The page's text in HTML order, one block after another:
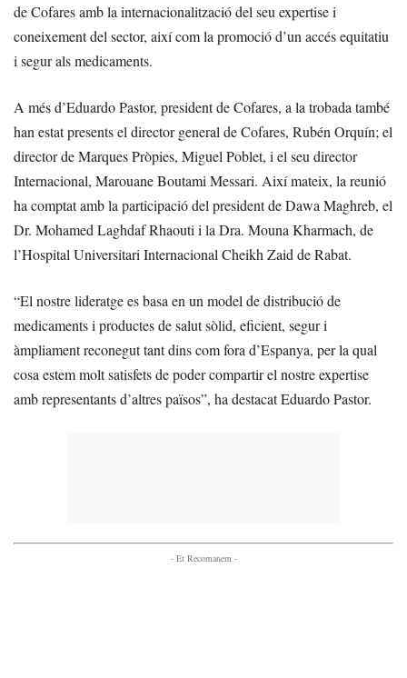
de Cofares amb la internacionalització del seu expertise i
coneixement del sector, així com la promoció d’un accés equitatiu
i segur als medicaments.
A més d’Eduardo Pastor, president de Cofares, a la trobada també
han estat presents el director general de Cofares, Rubén Orquín; el
director de Marques Pròpies, Miguel Poblet, i el seu director
Internacional, Marouane Boutami Messari. Així mateix, la reunió
ha comptat amb la participació del president de Dawa Maghreb, el
Dr. Mohamed Laghdaf Rhaouti i la Dra. Mouna Kharmach, de
l’Hospital Universitari Internacional Cheikh Zaid de Rabat.
“El nostre lideratge es basa en un model de distribució de
medicaments i productes de salut sòlid, eficient, segur i
àmpliament reconegut tant dins com fora d’Espanya, per la qual
cosa estem molt satisfets de poder compartir el nostre expertise
amb representants d’altres països”, ha destacat Eduardo Pastor.
- Et Recomanem -